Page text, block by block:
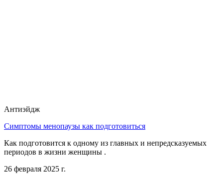
Антиэйдж
Симптомы менопаузы как подготовиться
Как подготовится к одному из главных и непредсказуемых
периодов в жизни женщины .
26 февраля 2025 г.